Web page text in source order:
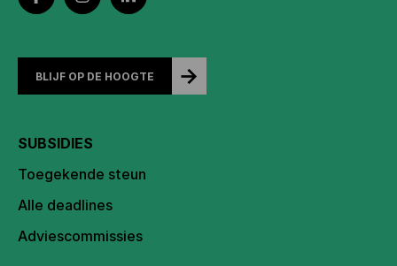
BLIJF OP DE HOOGTE
SUBSIDIES
Toegekende steun
Alle deadlines
Adviescommissies